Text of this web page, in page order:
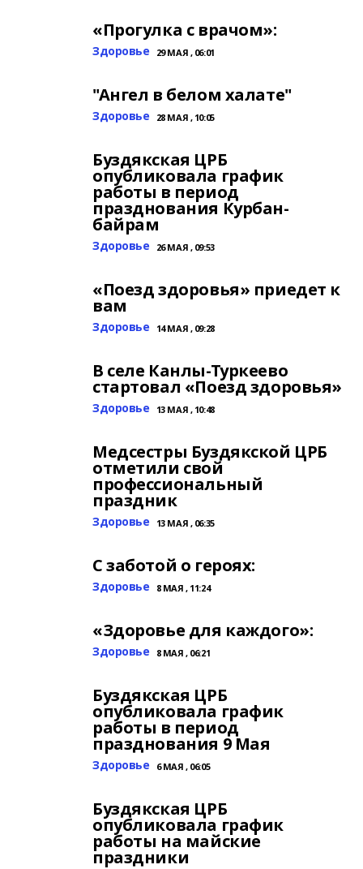
«Прогулка с врачом»:
Здоровье 29 МАЯ , 06:01
"Ангел в белом халате"
Здоровье 28 МАЯ , 10:05
Буздякская ЦРБ
опубликовала график
работы в период
празднования Курбан-
байрам
Здоровье 26 МАЯ , 09:53
«Поезд здоровья» приедет к
вам
Здоровье 14 МАЯ , 09:28
В селе Канлы-Туркеево
стартовал «Поезд здоровья»
Здоровье 13 МАЯ , 10:48
Медсестры Буздякской ЦРБ
отметили свой
профессиональный
праздник
Здоровье 13 МАЯ , 06:35
С заботой о героях:
Здоровье 8 МАЯ , 11:24
«Здоровье для каждого»:
Здоровье 8 МАЯ , 06:21
Буздякская ЦРБ
опубликовала график
работы в период
празднования 9 Мая
Здоровье 6 МАЯ , 06:05
Буздякская ЦРБ
опубликовала график
работы на майские
праздники